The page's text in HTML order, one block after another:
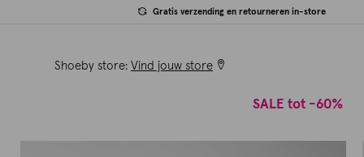
Gratis verzending en retourneren in-store
Shoeby store: Vind jouw store
SALE tot -60%